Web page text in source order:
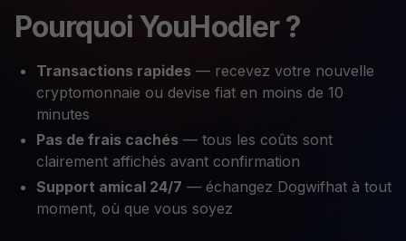
Pourquoi YouHodler ?
Transactions rapides — recevez votre nouvelle
cryptomonnaie ou devise fiat en moins de 10
minutes
Pas de frais cachés — tous les coûts sont
clairement affichés avant confirmation
Support amical 24/7 — échangez Dogwifhat à tout
moment, où que vous soyez